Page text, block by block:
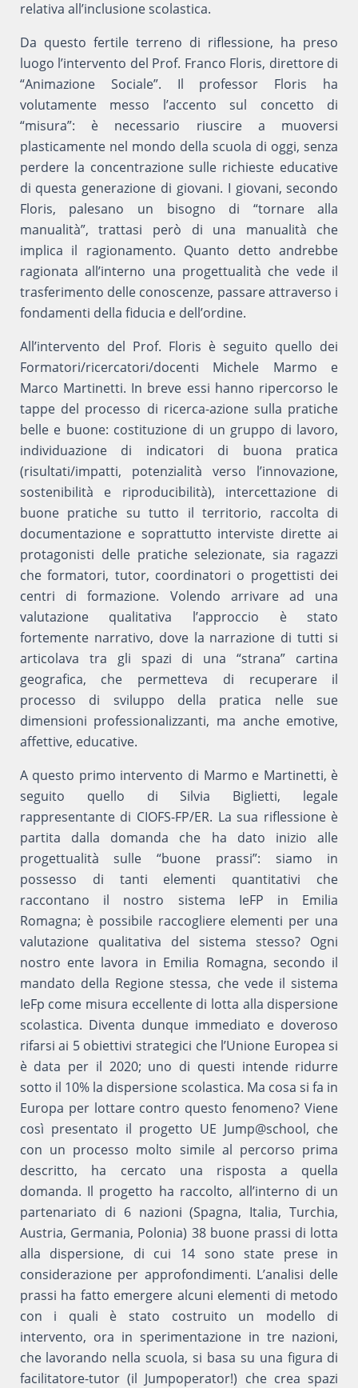
relativa all’inclusione scolastica.
Da questo fertile terreno di riflessione, ha preso
luogo l’intervento del Prof. Franco Floris, direttore di
“Animazione Sociale”. Il professor Floris ha
volutamente messo l’accento sul concetto di
“misura”: è necessario riuscire a muoversi
plasticamente nel mondo della scuola di oggi, senza
perdere la concentrazione sulle richieste educative
di questa generazione di giovani. I giovani, secondo
Floris, palesano un bisogno di “tornare alla
manualità”, trattasi però di una manualità che
implica il ragionamento. Quanto detto andrebbe
ragionata all’interno una progettualità che vede il
trasferimento delle conoscenze, passare attraverso i
fondamenti della fiducia e dell’ordine.
All’intervento del Prof. Floris è seguito quello dei
Formatori/ricercatori/docenti Michele Marmo e
Marco Martinetti. In breve essi hanno ripercorso le
tappe del processo di ricerca-azione sulla pratiche
belle e buone: costituzione di un gruppo di lavoro,
individuazione di indicatori di buona pratica
(risultati/impatti, potenzialità verso l’innovazione,
sostenibilità e riproducibilità), intercettazione di
buone pratiche su tutto il territorio, raccolta di
documentazione e soprattutto interviste dirette ai
protagonisti delle pratiche selezionate, sia ragazzi
che formatori, tutor, coordinatori o progettisti dei
centri di formazione. Volendo arrivare ad una
valutazione qualitativa l’approccio è stato
fortemente narrativo, dove la narrazione di tutti si
articolava tra gli spazi di una “strana” cartina
geografica, che permetteva di recuperare il
processo di sviluppo della pratica nelle sue
dimensioni professionalizzanti, ma anche emotive,
affettive, educative.
A questo primo intervento di Marmo e Martinetti, è
seguito quello di Silvia Biglietti, legale
rappresentante di CIOFS-FP/ER. La sua riflessione è
partita dalla domanda che ha dato inizio alle
progettualità sulle “buone prassi”: siamo in
possesso di tanti elementi quantitativi che
raccontano il nostro sistema IeFP in Emilia
Romagna; è possibile raccogliere elementi per una
valutazione qualitativa del sistema stesso? Ogni
nostro ente lavora in Emilia Romagna, secondo il
mandato della Regione stessa, che vede il sistema
IeFp come misura eccellente di lotta alla dispersione
scolastica. Diventa dunque immediato e doveroso
rifarsi ai 5 obiettivi strategici che l’Unione Europea si
è data per il 2020; uno di questi intende ridurre
sotto il 10% la dispersione scolastica. Ma cosa si fa in
Europa per lottare contro questo fenomeno? Viene
così presentato il progetto UE Jump@school, che
con un processo molto simile al percorso prima
descritto, ha cercato una risposta a quella
domanda. Il progetto ha raccolto, all’interno di un
partenariato di 6 nazioni (Spagna, Italia, Turchia,
Austria, Germania, Polonia) 38 buone prassi di lotta
alla dispersione, di cui 14 sono state prese in
considerazione per approfondimenti. L’analisi delle
prassi ha fatto emergere alcuni elementi di metodo
con i quali è stato costruito un modello di
intervento, ora in sperimentazione in tre nazioni,
che lavorando nella scuola, si basa su una figura di
facilitatore-tutor (il Jumpoperator!) che crea spazi